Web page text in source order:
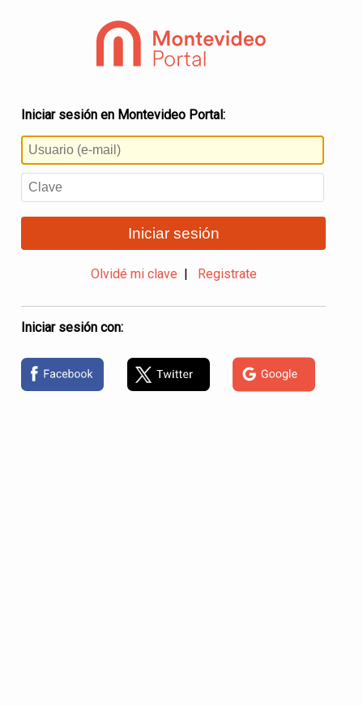
Iniciar sesión en Montevideo Portal:
Iniciar sesión
Olvidé mi clave Registrate
Iniciar sesión con: